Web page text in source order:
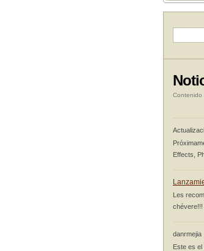
Contenido
Effects,
Les
danrmejia
Este es el